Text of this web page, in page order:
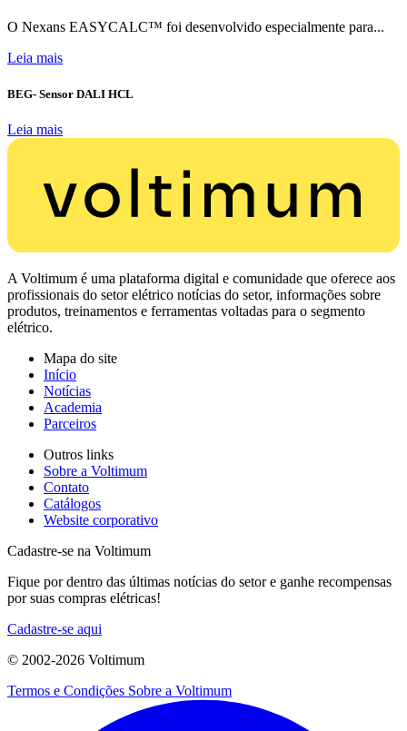
O Nexans EASYCALC™ foi desenvolvido especialmente para...
Leia mais
BEG- Sensor DALI HCL
Leia mais
A Voltimum é uma plataforma digital e comunidade que oferece aos
profissionais do setor elétrico notícias do setor, informações sobre
produtos, treinamentos e ferramentas voltadas para o segmento
elétrico.
Mapa do site
Início
Notícias
Academia
Parceiros
Outros links
Sobre a Voltimum
Contato
Catálogos
Website corporativo
Cadastre-se na Voltimum
Fique por dentro das últimas notícias do setor e ganhe recompensas
por suas compras elétricas!
Cadastre-se aqui
© 2002-2026 Voltimum
Termos e Condições Sobre a Voltimum